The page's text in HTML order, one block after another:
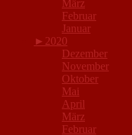
März
Februar
Januar
► 2020
Dezember
November
Oktober
Mai
April
März
Februar